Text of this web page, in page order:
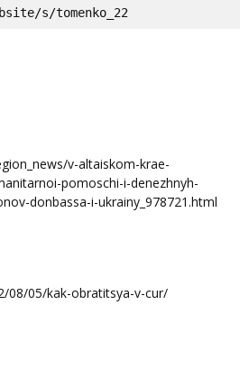
s/tomenko_22
v-altaiskom-krae-
pomoschi-i-denezhnyh-
donbassa-i-ukrainy_978721.html
08/05/kak-obratitsya-v-cur/